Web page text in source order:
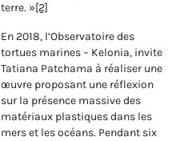
terre. »[2]
En 2018, l’Observatoire des
tortues marines – Kelonia, invite
Tatiana Patchama à réaliser une
œuvre proposant une réflexion
sur la présence massive des
matériaux plastiques dans les
mers et les océans. Pendant six